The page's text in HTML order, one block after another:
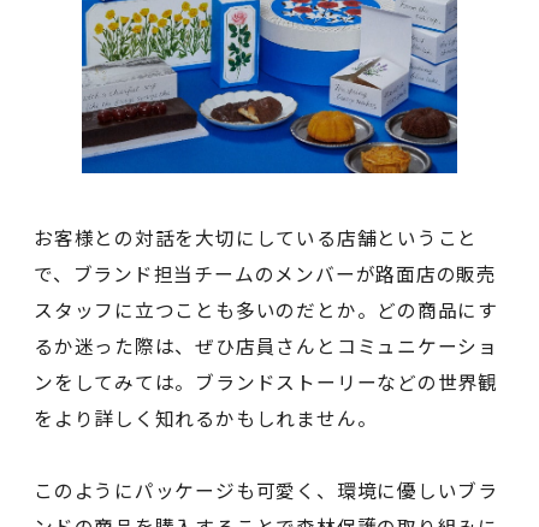
お客様との対話を大切にしている店舗ということ
で、ブランド担当チームのメンバーが路面店の販売
スタッフに立つことも多いのだとか。どの商品にす
るか迷った際は、ぜひ店員さんとコミュニケーショ
ンをしてみては。ブランドストーリーなどの世界観
をより詳しく知れるかもしれません。
このようにパッケージも可愛く、環境に優しいブラ